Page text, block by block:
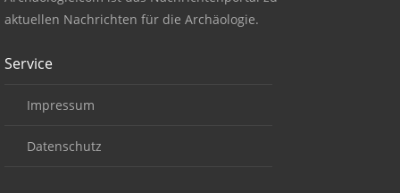
aktuellen Nachrichten für die Archäologie.
Service
Impressum
Datenschutz